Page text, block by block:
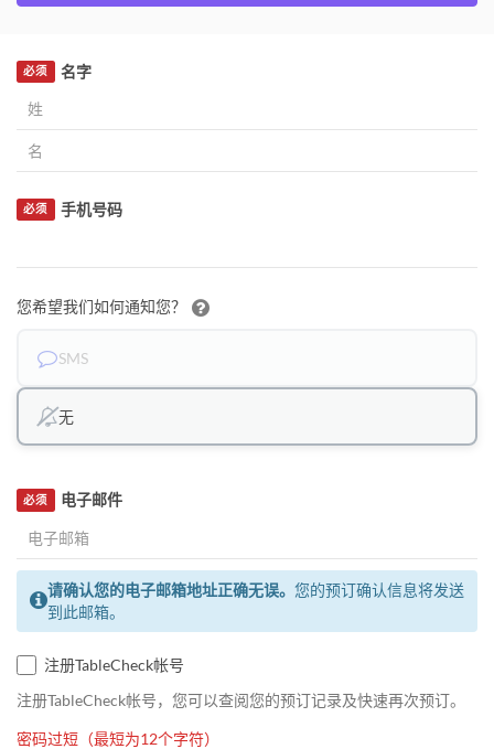
名字
必须
手机号码
必须
您希望我们如何通知您？
SMS
无
电子邮件
必须
请确认您的电子邮箱地址正确无误。 您的预订确认信息将发送
到此邮箱。
注册TableCheck帐号
注册TableCheck帐号，您可以查阅您的预订记录及快速再次预订。
密码过短（最短为12个字符）